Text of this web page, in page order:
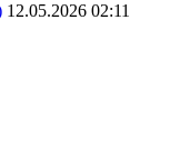
12.05.2026 02:11